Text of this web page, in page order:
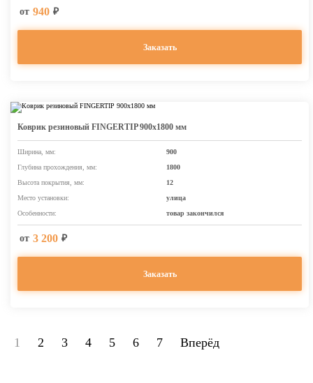
от 940 ₽
Заказать
Коврик резиновый FINGERTIP 900х1800 мм
Ширина, мм:
900
Глубина прохождения, мм:
1800
Высота покрытия, мм:
12
Место установки:
улица
Особенности:
товар закончился
от 3 200 ₽
Заказать
1 2 3 4 5 6 7 Вперёд